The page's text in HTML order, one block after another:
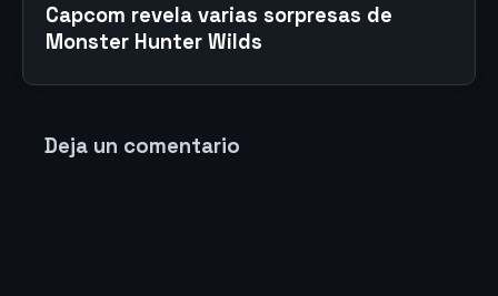
Capcom revela varias sorpresas de
Monster Hunter Wilds
Deja un comentario